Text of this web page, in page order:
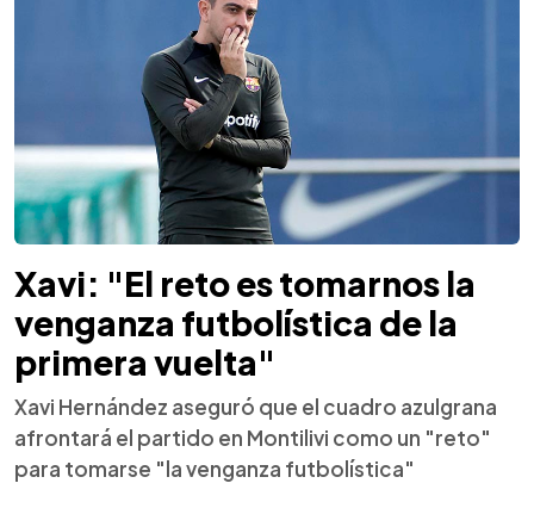
Xavi: "El reto es tomarnos la
venganza futbolística de la
primera vuelta"
Xavi Hernández aseguró que el cuadro azulgrana
afrontará el partido en Montilivi como un "reto"
para tomarse "la venganza futbolística"